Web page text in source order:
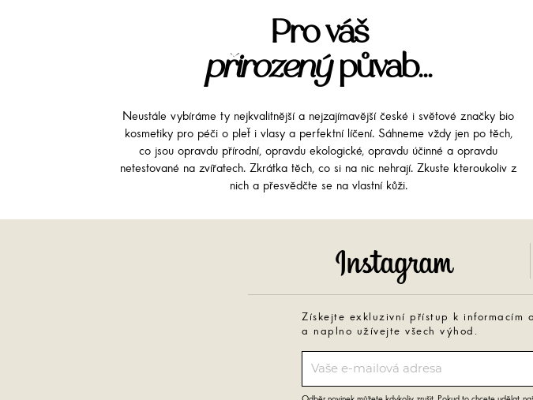
Pro váš
přirozenýpůvab...
Neustále vybíráme ty nejkvalitnější a nejzajímavější české i světové značky bio
kosmetiky pro péči o pleť i vlasy a perfektní líčení. Sáhneme vždy jen po těch,
co jsou opravdu přírodní, opravdu ekologické, opravdu účinné a opravdu
netestované na zvířatech. Zkrátka těch, co si na nic nehrají. Zkuste kteroukoliv z
nich a přesvědčte se na vlastní kůži.
Získejte exkluzivní přístup k informacím
a naplno užívejte všech výhod.